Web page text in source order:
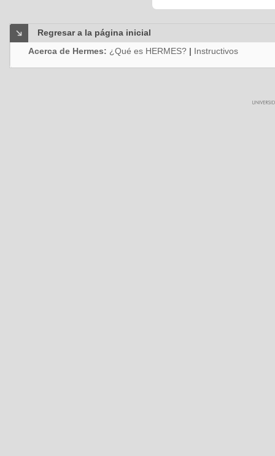
Regresar a la página inicial
Acerca de Hermes: ¿Qué es HERMES? | Instructivos